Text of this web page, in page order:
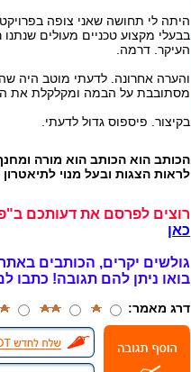
היתה לי תחושה שאני צופה
בבעלי מקצוע טכניים מעולים
העיקר. דרמה.
והערה אחרונה. לדעתי מוטב היה
מסתובבת על הבמה ומקלקלת את
בקיצור. פיספוס גדול לדעתי.
הכותב הוא הכותב הוא מורה
לראות הצגות ובעל מנוי
רוצים לפרסם את דעותכם
כאן
גולשים יקרים, הכותבים
בואו ניתן להם תגובה! כתבו
דרג מאמר: